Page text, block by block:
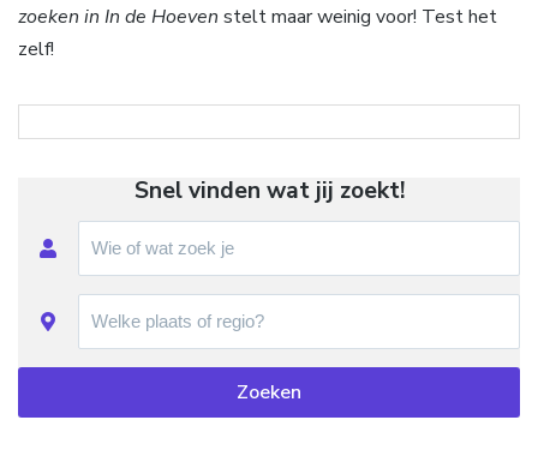
zoeken in In de Hoeven stelt maar weinig voor! Test het
zelf!
Snel vinden wat jij zoekt!